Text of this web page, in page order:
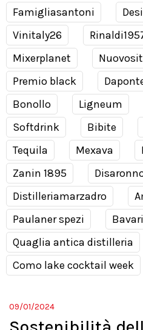
Famigliasantoni
Vinitaly26
Mixerplanet
Premio black
Bonollo
Ligneum
Softdrink
Bibite
Tequila
Mexava
Zanin 1895
Distilleriamarzadro
Paulaner spezi
Quaglia antica distilleria
Como lake cocktail week
09/01/2024